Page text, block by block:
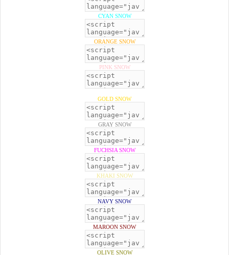
CYAN SNOW
ORANGE SNOW
PINK SNOW
GOLD SNOW
GRAY SNOW
FUCHSIA SNOW
KHAKI SNOW
NAVY SNOW
MAROON SNOW
OLIVE SNOW